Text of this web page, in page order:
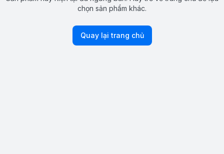
chọn sản phẩm khác.
Quay lại trang chủ